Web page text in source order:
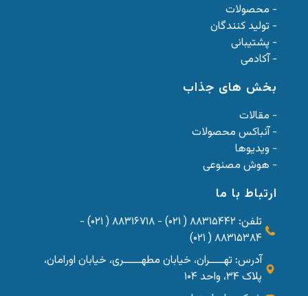
- محصولات
- تولید کنندگان
- پشتیبانی
- آکادمی
بخش های جذاب
- مقالات
- آنباکس محصولات
- ویدیوها
- هوش مصنوعی
ارتباط با ما
تلفن: ۸۸۳۱۵۴۴۲ ( ۰۲۱) - ۸۸۳۱۶۷۱۸ ( ۰۲۱) -
۸۸۳۱۵۳۸۴ ( ۰۲۱)
آدرس: تهــــران، خیابان مطهـــــری، خیابان اورامان،
پلاک ۳۴، واحد ۱۰۴